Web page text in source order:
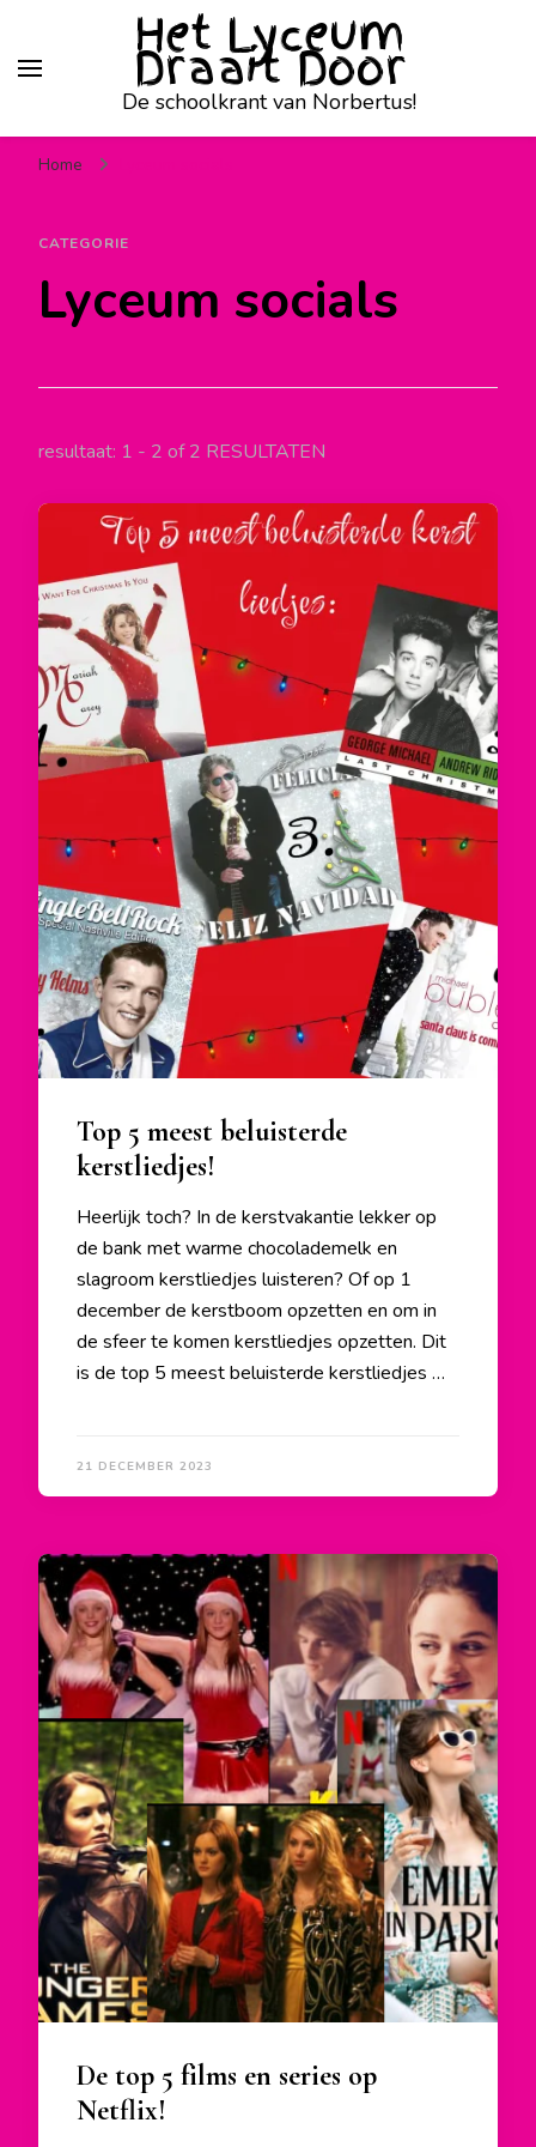
Het Lyceum
Draait Door
De schoolkrant van Norbertus!
Home
CATEGORIE
Lyceum socials
resultaat: 1 - 2 of 2 RESULTATEN
Top 5 meest beluisterde
kerstliedjes!
Heerlijk toch? In de kerstvakantie lekker op
de bank met warme chocolademelk en
slagroom kerstliedjes luisteren? Of op 1
december de kerstboom opzetten en om in
de sfeer te komen kerstliedjes opzetten. Dit
is de top 5 meest beluisterde kerstliedjes …
21 DECEMBER 2023
De top 5 films en series op
Netflix!